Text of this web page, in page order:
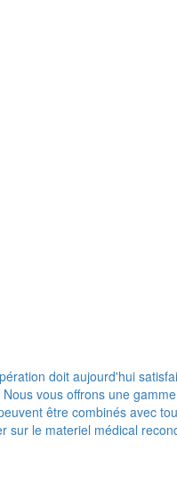
doit aujourd'hui
vous offrons une
être combinés avec
sur le materiel médical